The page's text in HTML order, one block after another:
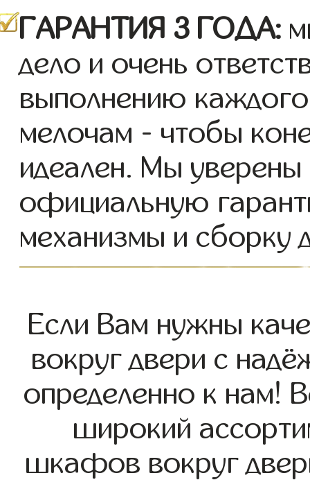
ГАРАНТИЯ 3 ГОДА:
дело и очень
выполнению
мелочам - чтобы
идеален. Мы
официальную
механизмы и сборку
Если Вам нужны
вокруг двери с
определенно к нам!
широкий
шкафов вокруг